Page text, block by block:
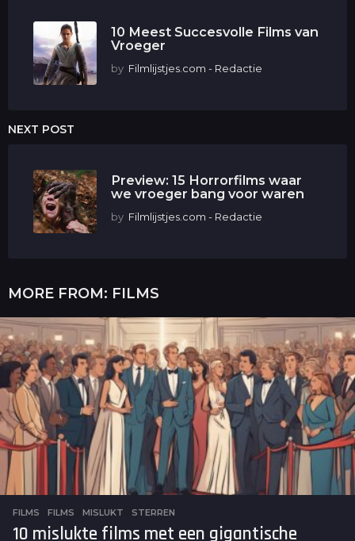
10 Meest Succesvolle Films van
Vroeger
by Filmlijstjes.com - Redactie
NEXT POST
Preview: 15 Horrorfilms waar
we vroeger bang voor waren
by Filmlijstjes.com - Redactie
MORE FROM: FILMS
FILMS FILMS ,MISLUKT ,STERREN
10 mislukte films met een gigantische